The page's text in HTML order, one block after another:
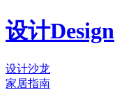
设计Design
设计沙龙
家居指南